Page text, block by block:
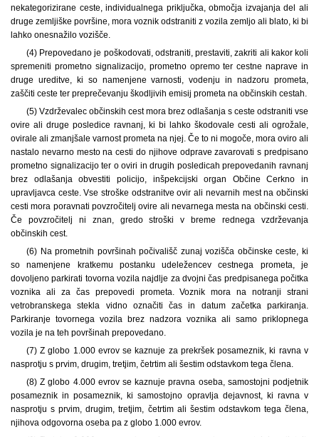
nekategorizirane ceste, individualnega priključka, območja izvajanja del ali
druge zemljiške površine, mora voznik odstraniti z vozila zemljo ali blato, ki bi
lahko onesnažilo vozišče.
(4) Prepovedano je poškodovati, odstraniti, prestaviti, zakriti ali kakor koli
spremeniti prometno signalizacijo, prometno opremo ter cestne naprave in
druge ureditve, ki so namenjene varnosti, vodenju in nadzoru prometa,
zaščiti ceste ter preprečevanju škodljivih emisij prometa na občinskih cestah.
(5) Vzdrževalec občinskih cest mora brez odlašanja s ceste odstraniti vse
ovire ali druge posledice ravnanj, ki bi lahko škodovale cesti ali ogrožale,
ovirale ali zmanjšale varnost prometa na njej. Če to ni mogoče, mora oviro ali
nastalo nevarno mesto na cesti do njihove odprave zavarovati s predpisano
prometno signalizacijo ter o oviri in drugih posledicah prepovedanih ravnanj
brez odlašanja obvestiti policijo, inšpekcijski organ Občine Cerkno in
upravljavca ceste. Vse stroške odstranitve ovir ali nevarnih mest na občinski
cesti mora poravnati povzročitelj ovire ali nevarnega mesta na občinski cesti.
Če povzročitelj ni znan, gredo stroški v breme rednega vzdrževanja
občinskih cest.
(6) Na prometnih površinah počivališč zunaj vozišča občinske ceste, ki
so namenjene kratkemu postanku udeležencev cestnega prometa, je
dovoljeno parkirati tovorna vozila najdlje za dvojni čas predpisanega počitka
voznika ali za čas prepovedi prometa. Voznik mora na notranji strani
vetrobranskega stekla vidno označiti čas in datum začetka parkiranja.
Parkiranje tovornega vozila brez nadzora voznika ali samo priklopnega
vozila je na teh površinah prepovedano.
(7) Z globo 1.000 evrov se kaznuje za prekršek posameznik, ki ravna v
nasprotju s prvim, drugim, tretjim, četrtim ali šestim odstavkom tega člena.
(8) Z globo 4.000 evrov se kaznuje pravna oseba, samostojni podjetnik
posameznik in posameznik, ki samostojno opravlja dejavnost, ki ravna v
nasprotju s prvim, drugim, tretjim, četrtim ali šestim odstavkom tega člena,
njihova odgovorna oseba pa z globo 1.000 evrov.